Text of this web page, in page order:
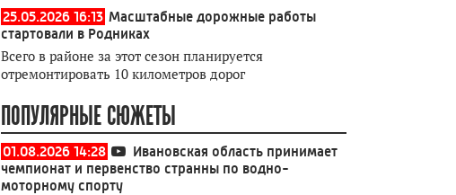
25.05.2026 16:13 Масштабные дорожные работы
стартовали в Родниках
Всего в районе за этот сезон планируется
отремонтировать 10 километров дорог
ПОПУЛЯРНЫЕ СЮЖЕТЫ
01.08.2026 14:28
Ивановская область принимает
чемпионат и первенство странны по водно-
моторному спорту